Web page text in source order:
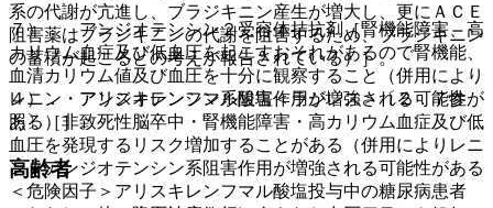
７）． アンジオテンシン２受容体拮抗剤［腎機能障害、高
カリウム血症及び低血圧を起こすおそれがあるので腎機能、
血清カリウム値及び血圧を十分に観察すること（併用により
レニン・アンジオテンシン系阻害作用が増強される可能性が
ある）］。
高齢者
系の代謝が亢進し、ブラジキニン産生が増大し、更にＡＣＥ
阻害薬はブラジキニンの代謝を阻害するため、ブラジキニン
の蓄積が起こるとの考えが報告されている）］。
４）． アリスキレンフマル酸塩＜ラジレス＞〔２．７参
照〕［非致死性脳卒中・腎機能障害・高カリウム血症及び低
血圧を発現するリスク増加することがある（併用によりレニ
ン・アンジオテンシン系阻害作用が増強される可能性がある
＜危険因子＞アリスキレンフマル酸塩投与中の糖尿病患者